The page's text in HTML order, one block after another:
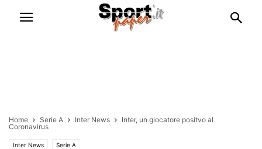
Home Serie A Inter News
Inter, un giocatore positvo al
Coronavirus
Inter News Serie A